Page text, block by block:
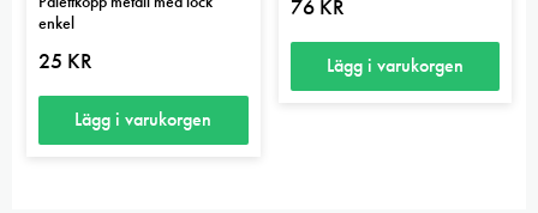
enkel
25 KR
Lägg i varukorgen
76 KR
Lägg i varukorgen